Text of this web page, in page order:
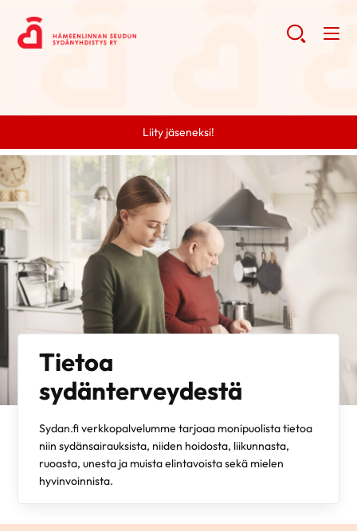
Liity jäseneksi!
Tietoa
sydänterveydestä
Sydan.fi verkkopalvelumme tarjoaa monipuolista tietoa
niin sydänsairauksista, niiden hoidosta, liikunnasta,
ruoasta, unesta ja muista elintavoista sekä mielen
hyvinvoinnista.